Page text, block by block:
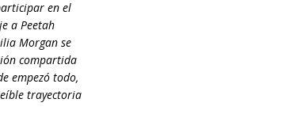
en el
a Peetah
Morgan se
compartida
empezó todo,
trayectoria